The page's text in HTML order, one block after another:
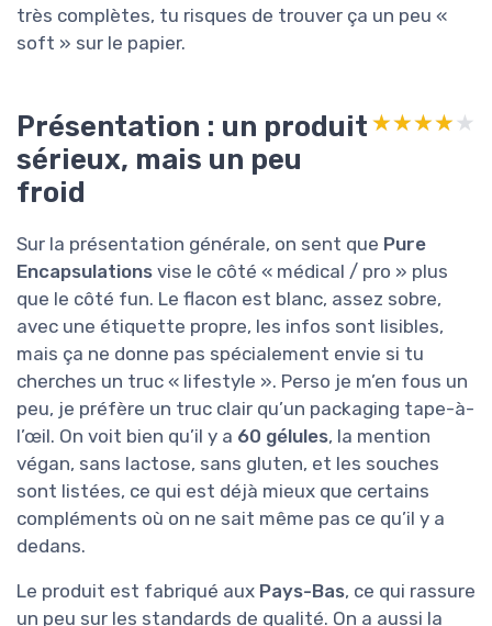
très complètes, tu risques de trouver ça un peu «
soft » sur le papier.
Présentation : un produit
sérieux, mais un peu
froid
★★★★★
★★★★★
Sur la présentation générale, on sent que Pure
Encapsulations vise le côté « médical / pro » plus
que le côté fun. Le flacon est blanc, assez sobre,
avec une étiquette propre, les infos sont lisibles,
mais ça ne donne pas spécialement envie si tu
cherches un truc « lifestyle ». Perso je m’en fous un
peu, je préfère un truc clair qu’un packaging tape-à-
l’œil. On voit bien qu’il y a 60 gélules, la mention
végan, sans lactose, sans gluten, et les souches
sont listées, ce qui est déjà mieux que certains
compléments où on ne sait même pas ce qu’il y a
dedans.
Le produit est fabriqué aux Pays-Bas, ce qui rassure
un peu sur les standards de qualité. On a aussi la